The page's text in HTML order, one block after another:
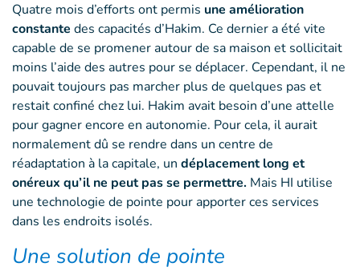
Quatre mois d’efforts ont permis une amélioration
constante des capacités d’Hakim. Ce dernier a été vite
capable de se promener autour de sa maison et sollicitait
moins l’aide des autres pour se déplacer. Cependant, il ne
pouvait toujours pas marcher plus de quelques pas et
restait confiné chez lui. Hakim avait besoin d’une attelle
pour gagner encore en autonomie. Pour cela, il aurait
normalement dû se rendre dans un centre de
réadaptation à la capitale, un déplacement long et
onéreux qu’il ne peut pas se permettre. Mais HI utilise
une technologie de pointe pour apporter ces services
dans les endroits isolés.
Une solution de pointe